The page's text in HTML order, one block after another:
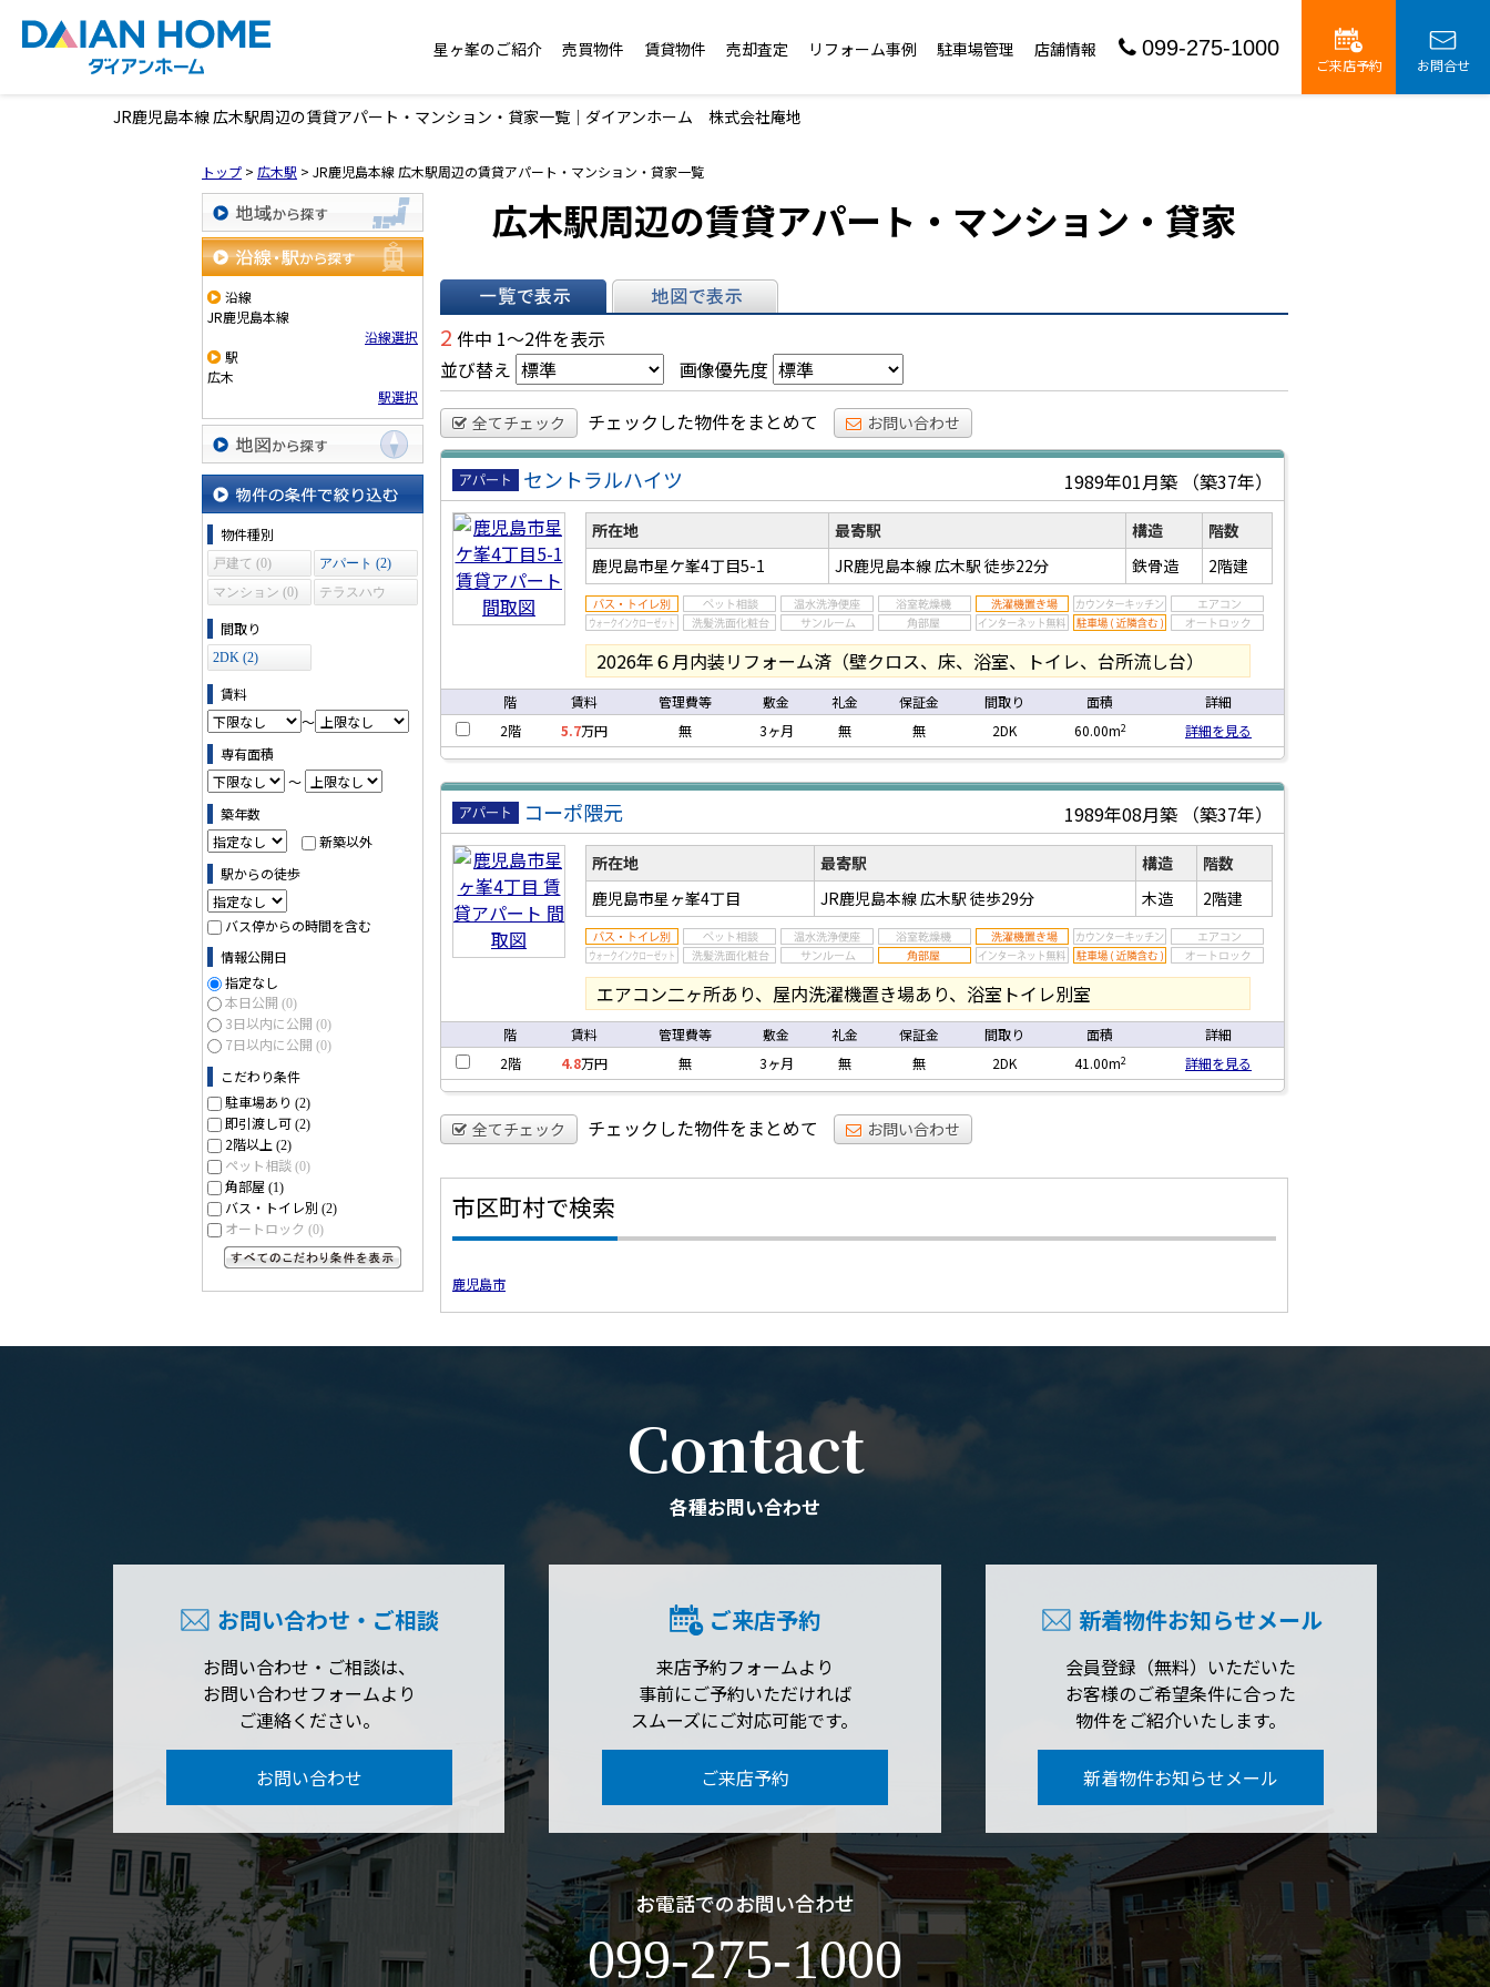
星ヶ峯のご紹介 売買物件 賃貸物件 売却査定 リフォーム事例 駐車場管理 店舗情報 099-275-1000
ご来店予約 お問合せ
JR鹿児島本線 広木駅周辺の賃貸アパート・マンション・貸家一覧｜ダイアンホーム 株式会社庵地
トップ > 広木駅 > JR鹿児島本線 広木駅周辺の賃貸アパート・マンション・貸家一覧
地域から探す
沿線・駅から探す
沿線
JR鹿児島本線
沿線選択
駅
広木
駅選択
地図から探す
物件の条件で絞り込む
物件種別
戸建て (0)
アパート (2)
マンション (0)
テラスハウ
間取り
2DK (2)
賃料
～
専有面積
～
築年数
新築以外
駅からの徒歩
バス停からの時間を含む
情報公開日
指定なし
本日公開 (0)
3日以内に公開 (0)
7日以内に公開 (0)
こだわり条件
駐車場あり (2)
即引渡し可 (2)
2階以上 (2)
ペット相談 (0)
角部屋 (1)
バス・トイレ別 (2)
オートロック (0)
広木駅周辺の賃貸アパート・マンション・貸家
一覧で表示
2 件中 1～2件を表示
並び替え
画像優先度
全てチェック チェックした物件をまとめて お問い合わせ
賃貸ア
パート
セントラルハイツ 1989年01月築 （築37年）
所在地 最寄駅 構造
階数
鹿児島市星ケ峯4丁目5-1
JR鹿児島本線 広木駅 徒歩22分 鉄骨造 2階建
2026年６月内装リフォーム済（壁クロス、床、浴室、トイレ、台所流し台）
階 賃料 管理費等 敷金 礼金 保証金 間取り 面積
詳細
2階
5.7万円 無 3ヶ月 無 無 2DK 60.00m2 詳細を見る
賃貸ア
パート
コーポ隈元 1989年08月築 （築37年）
所在地 最寄駅 構造
階数
鹿児島市星ヶ峯4丁目
JR鹿児島本線 広木駅 徒歩29分 木造 2階建
エアコン二ヶ所あり、屋内洗濯機置き場あり、浴室トイレ別室
階 賃料 管理費等 敷金 礼金 保証金 間取り 面積
詳細
2階
4.8万円 無 3ヶ月 無 無 2DK 41.00m2 詳細を見る
全てチェック チェックした物件をまとめて お問い合わせ
市区町村で検索
鹿児島市
Contact
各種お問い合わせ
お問い合わせ・ご相談
お問い合わせ・ご相談は、
お問い合わせフォームより
ご連絡ください。
お問い合わせ
ご来店予約
来店予約フォームより
事前にご予約いただければ
スムーズにご対応可能です。
ご来店予約
新着物件お知らせメール
会員登録（無料）いただいた
お客様のご希望条件に合った
物件をご紹介いたします。
新着物件お知らせメール
お電話でのお問い合わせ
099-275-1000